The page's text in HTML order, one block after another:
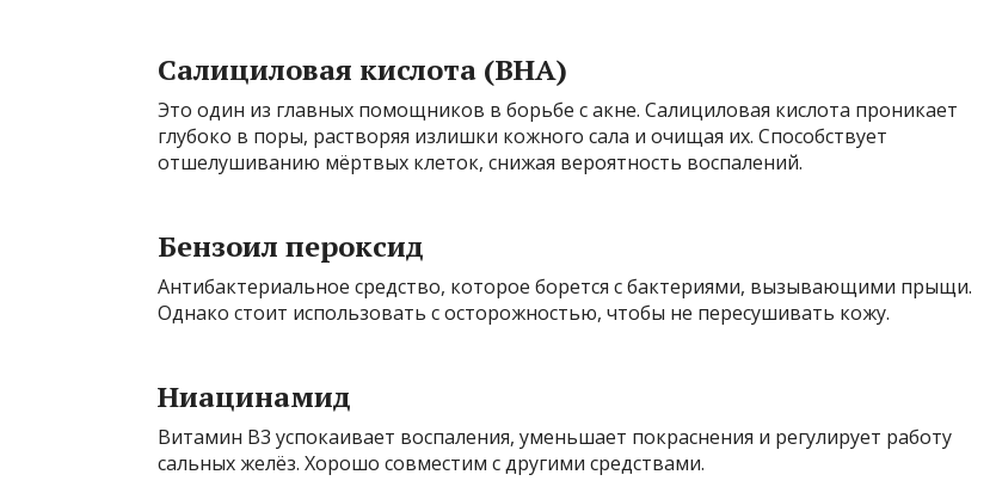
Салициловая кислота (BHA)
Это один из главных помощников в борьбе с акне. Салициловая кислота проникает
глубоко в поры, растворяя излишки кожного сала и очищая их. Способствует
отшелушиванию мёртвых клеток, снижая вероятность воспалений.
Бензоил пероксид
Антибактериальное средство, которое борется с бактериями, вызывающими прыщи.
Однако стоит использовать с осторожностью, чтобы не пересушивать кожу.
Ниацинамид
Витамин В3 успокаивает воспаления, уменьшает покраснения и регулирует работу
сальных желёз. Хорошо совместим с другими средствами.